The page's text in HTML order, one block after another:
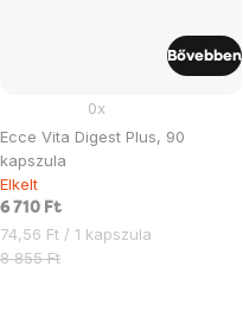
Ecce Vita Digest Plus, 90
kapszula
0x
Elkelt
6 710 Ft
Egységár:
74,56 Ft / 1 kapszula
8 855 Ft
Bővebben